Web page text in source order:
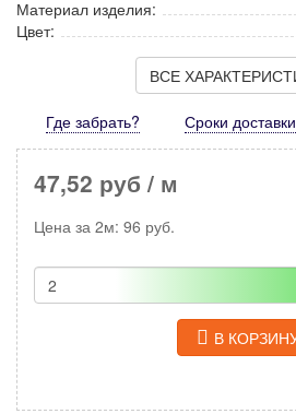
Материал изделия:
Цвет:
ВСЕ
Где забрать? Сроки
47,52 руб / м
Цена за 2м: 96 руб.
В